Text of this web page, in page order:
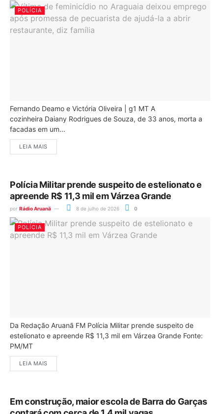
POLÍCIA
Fernando Deamo e Victória Oliveira | g1 MT A
cozinheira Daiany Rodrigues de Souza, de 33 anos, morta a
facadas em um...
LEIA MAIS
Polícia Militar prende suspeito de estelionato e
apreende R$ 11,3 mil em Várzea Grande
por Rádio Aruanã 8 de julho de 2026 0
POLÍCIA
Da Redação Aruanã FM Polícia Militar prende suspeito de
estelionato e apreende R$ 11,3 mil em Várzea Grande Fonte:
PM/MT
LEIA MAIS
Em construção, maior escola de Barra do Garças